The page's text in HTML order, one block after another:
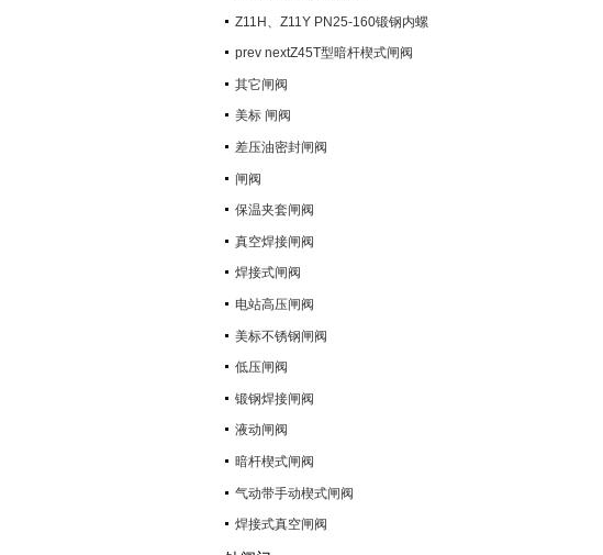
Z11H、Z11Y PN25-160锻钢内螺
纹楔式闸阀
prev nextZ45T型暗杆楔式闸阀
其它闸阀
美标 闸阀
差压油密封闸阀
闸阀
保温夹套闸阀
真空焊接闸阀
焊接式闸阀
电站高压闸阀
美标不锈钢闸阀
低压闸阀
锻钢焊接闸阀
液动闸阀
暗杆楔式闸阀
气动带手动楔式闸阀
焊接式真空闸阀